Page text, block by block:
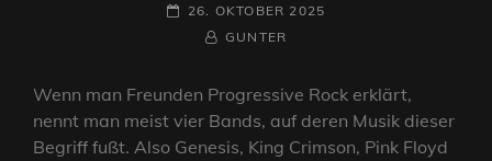
POSTED-
26. OKTOBER 2025
BY
BYLINE
GUNTER
Wenn man Freunden Progressive Rock erklärt,
nennt man meist vier Bands, auf deren Musik dieser
Begriff fußt. Also Genesis, King Crimson, Pink Floyd